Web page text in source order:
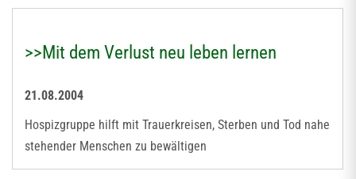
>>Mit dem Verlust neu leben lernen
21.08.2004
Hospizgruppe hilft mit Trauerkreisen, Sterben und Tod nahe
stehender Menschen zu bewältigen